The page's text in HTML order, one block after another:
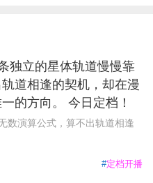
独立的星体轨道慢慢靠
道相逢的契机，却在漫
的方向。 今日定档！
数演算公式，算不出轨道相逢
#定档开播